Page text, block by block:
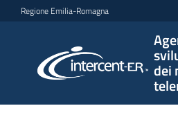
Vai al contenuto
Vai alla navigazione
Vai al footer
Regione Emilia-Romagna
dei
per lo
sviluppo